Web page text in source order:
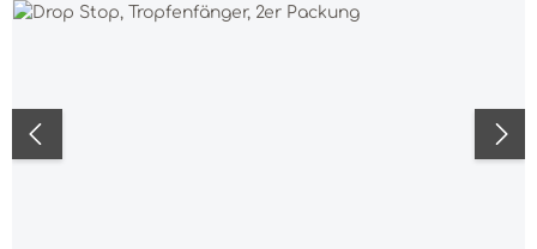
Bildergalerie überspringen